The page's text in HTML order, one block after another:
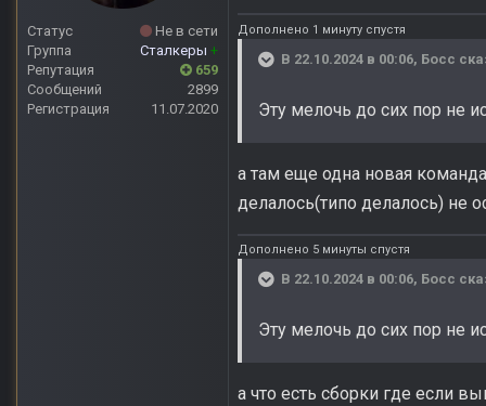
Статус
Не в сети
Группа
Сталкеры +
Репутация
659
Сообщений
2899
Регистрация
11.07.2020
Дополнено 1 минуту спустя
В 22.10.2024 в 00:06, Босс
Эту мелочь до сих пор не
а там еще одна новая
делалось(типо делалось) не
Дополнено 5 минуты спустя
В 22.10.2024 в 00:06, Босс
Эту мелочь до сих пор не
а что есть сборки где если